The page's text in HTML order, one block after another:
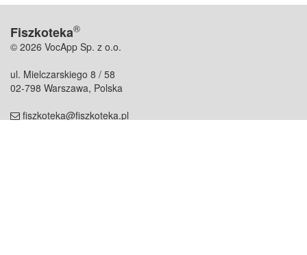
Fiszkoteka®
© 2026 VocApp Sp. z o.o.
ul. Mielczarskiego 8 / 58
02-798 Warszawa, Polska
fiszkoteka@fiszkoteka.pl